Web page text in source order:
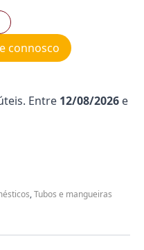
connosco
Entre 12/08/2026 e
,Tubos e mangueiras